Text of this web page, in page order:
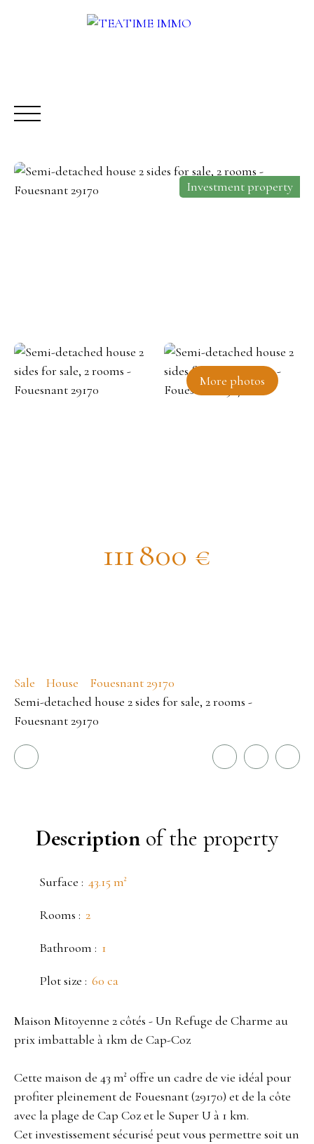
Investment property
More photos
111 800 €
Sale House
Fouesnant 29170
Semi-detached house 2 sides for sale, 2 rooms -
Fouesnant 29170
Description of the property
Surface : 43.15 m²
Rooms : 2
Bathroom : 1
Plot size : 60 ca
Maison Mitoyenne 2 côtés - Un Refuge de Charme au
prix imbattable à 1km de Cap-Coz
Cette maison de 43 m² offre un cadre de vie idéal pour
profiter pleinement de Fouesnant (29170) et de la côte
avec la plage de Cap Coz et le Super U à 1 km.
Cet investissement sécurisé peut vous permettre soit un